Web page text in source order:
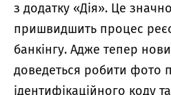
з додатку «Дія». Це
пришвидшить процес
банкінгу. Адже тепер
доведеться робити фото
ідентифікаційного коду